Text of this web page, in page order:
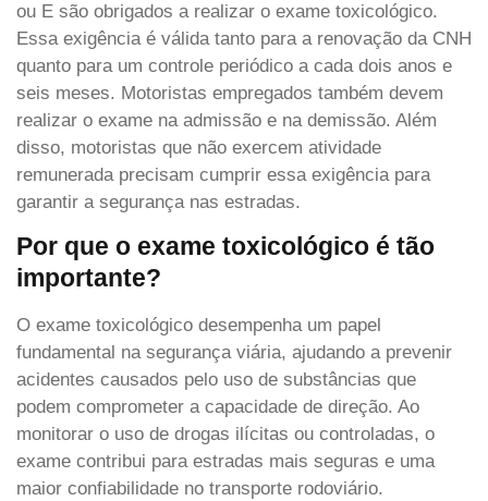
ou E são obrigados a realizar o exame toxicológico.
Essa exigência é válida tanto para a renovação da CNH
quanto para um controle periódico a cada dois anos e
seis meses. Motoristas empregados também devem
realizar o exame na admissão e na demissão. Além
disso, motoristas que não exercem atividade
remunerada precisam cumprir essa exigência para
garantir a segurança nas estradas.
Por que o exame toxicológico é tão
importante?
O exame toxicológico desempenha um papel
fundamental na segurança viária, ajudando a prevenir
acidentes causados pelo uso de substâncias que
podem comprometer a capacidade de direção. Ao
monitorar o uso de drogas ilícitas ou controladas, o
exame contribui para estradas mais seguras e uma
maior confiabilidade no transporte rodoviário.